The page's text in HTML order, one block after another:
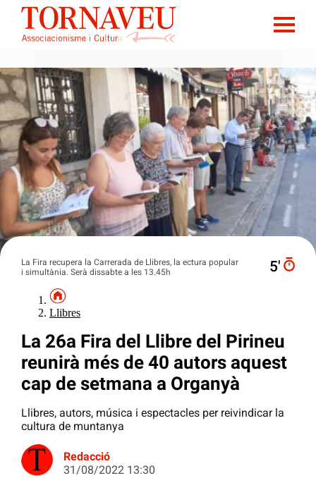
La Fira recupera la Carrerada de Llibres, la ectura popular
i simultània. Serà dissabte a les 13.45h
5′
Llibres
La 26a Fira del Llibre del Pirineu
reunirà més de 40 autors aquest
cap de setmana a Organyà
Llibres, autors, música i espectacles per reivindicar la
cultura de muntanya
Redacció
31/08/2022 13:30